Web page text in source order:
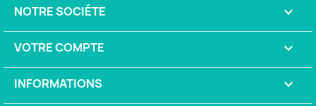
NOTRE SOCIÉTE 
VOTRE COMPTE 
INFORMATIONS keyboard_arrow_down